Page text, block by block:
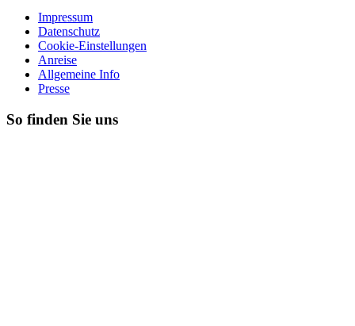
Impressum
Datenschutz
Cookie-Einstellungen
Anreise
Allgemeine Info
Presse
So finden Sie uns